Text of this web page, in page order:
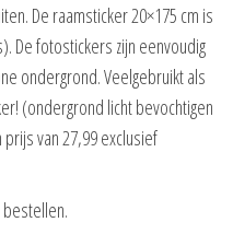
De raamsticker 20×175 cm is
De fotostickers zijn eenvoudig
ondergrond. Veelgebruikt als
(ondergrond licht bevochtigen
van 27,99 exclusief